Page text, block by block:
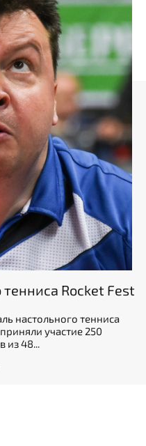
Rocket Fest
настольного тенниса
участие 250
из 48...